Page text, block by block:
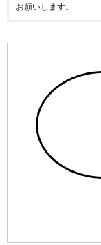
お願いします。